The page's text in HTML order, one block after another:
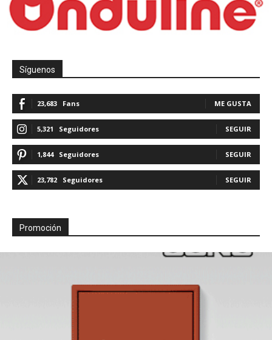
Síguenos
23,683 Fans ME GUSTA
5,321 Seguidores SEGUIR
1,844 Seguidores SEGUIR
23,782 Seguidores SEGUIR
Promoción